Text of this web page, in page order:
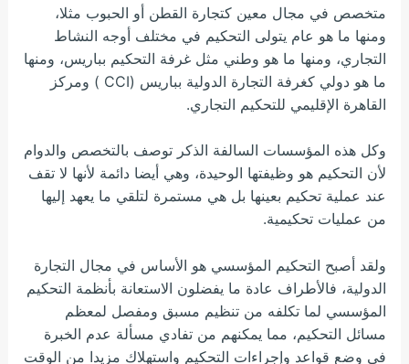
متخصص في مجال معين كتجارة القطن أو الحبوب مثلا،
ومنها ما هو عام يتولى التحكيم في مختلف أوجه النشاط
التجاري، ومنها ما هو وطني مثل غرفة التحكيم بباريس، ومنها
ما هو دولي كغرفة التجارة الدولية بباريس (CCI ) ومركز
القاهرة الإقليمي للتحكيم التجاري.
وكل هذه المؤسسات السالفة الذكر توصف بالتخصص والدوام
لأن التحكيم هو وظيفتها الوحيدة، وهي أيضا دائمة لأنها لا تقف
عند عملية تحكيم بعينها بل هي مستمرة لتلقي ما يعهد إليها
من عمليات تحكيمية.
ولقد أصبح التحكيم المؤسسي هو الأساس في مجال التجارة
الدولية، فالأطراف عادة ما يفضلون الاستعانة بأنظمة التحكيم
المؤسسي لما تكلفه من تنظيم مسبق ومفصل لمعظم
مسائل التحكيم، مما يمكنهم من تفادي مسألة عدم الخبرة
في وضع قواعد وإجراءات التحكيم واستهلاك مزيدا من الوقت